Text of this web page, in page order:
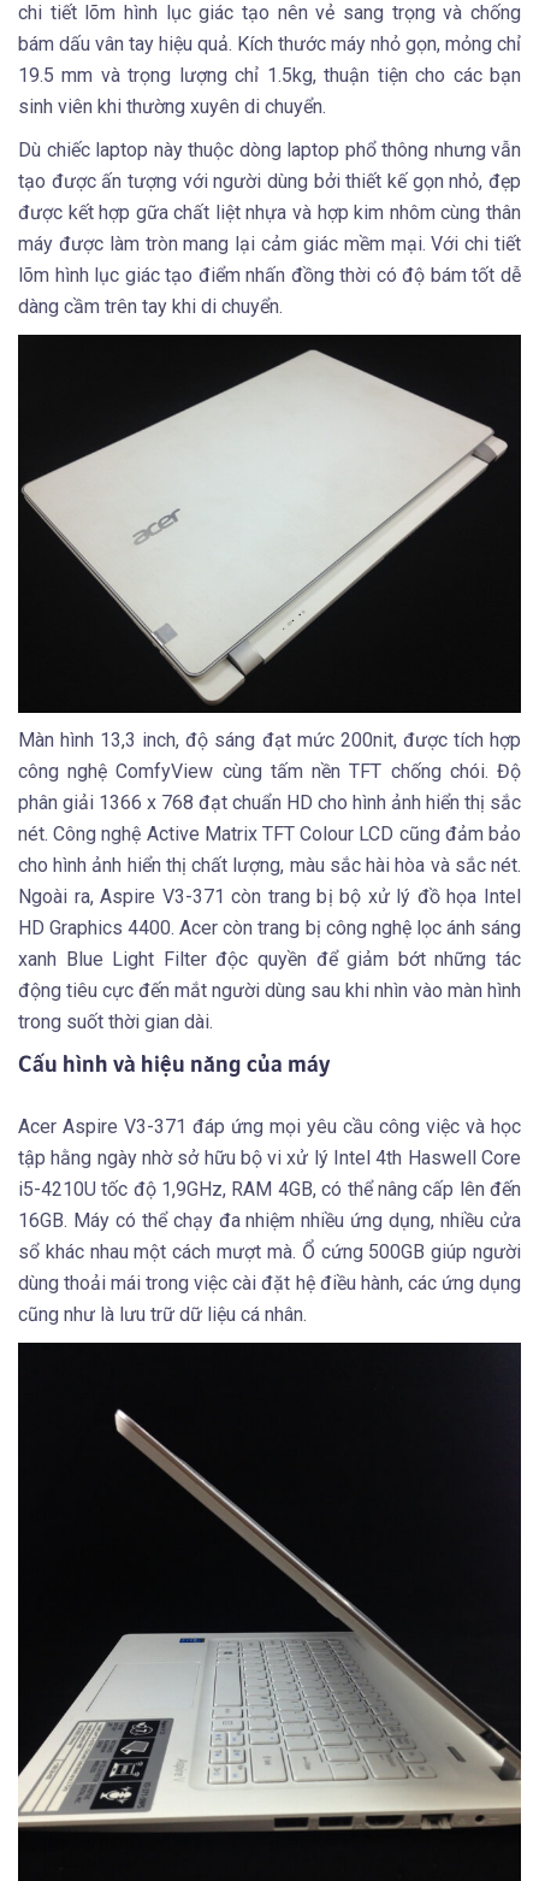
chi tiết lõm hình lục giác tạo nên vẻ sang trọng và chống
bám dấu vân tay hiệu quả. Kích thước máy nhỏ gọn, mỏng chỉ
19.5 mm và trọng lượng chỉ 1.5kg, thuận tiện cho các bạn
sinh viên khi thường xuyên di chuyển.
Dù chiếc laptop này thuộc dòng laptop phổ thông nhưng vẫn
tạo được ấn tượng với người dùng bởi thiết kế gọn nhỏ, đẹp
được kết hợp gữa chất liệt nhựa và hợp kim nhôm cùng thân
máy được làm tròn mang lại cảm giác mềm mại. Với chi tiết
lõm hình lục giác tạo điểm nhấn đồng thời có độ bám tốt dễ
dàng cầm trên tay khi di chuyển.
Màn hình 13,3 inch, độ sáng đạt mức 200nit, được tích hợp
công nghệ ComfyView cùng tấm nền TFT chống chói. Độ
phân giải 1366 x 768 đạt chuẩn HD cho hình ảnh hiển thị sắc
nét. Công nghệ Active Matrix TFT Colour LCD cũng đảm bảo
cho hình ảnh hiển thị chất lượng, màu sắc hài hòa và sắc nét.
Ngoài ra, Aspire V3-371 còn trang bị bộ xử lý đồ họa Intel
HD Graphics 4400. Acer còn trang bị công nghệ lọc ánh sáng
xanh Blue Light Filter độc quyền để giảm bớt những tác
động tiêu cực đến mắt người dùng sau khi nhìn vào màn hình
trong suốt thời gian dài.
Cấu hình và hiệu năng của máy
Acer Aspire V3-371 đáp ứng mọi yêu cầu công việc và học
tập hằng ngày nhờ sở hữu bộ vi xử lý Intel 4th Haswell Core
i5-4210U tốc độ 1,9GHz, RAM 4GB, có thể nâng cấp lên đến
16GB. Máy có thể chạy đa nhiệm nhiều ứng dụng, nhiều cửa
sổ khác nhau một cách mượt mà. Ổ cứng 500GB giúp người
dùng thoải mái trong việc cài đặt hệ điều hành, các ứng dụng
cũng như là lưu trữ dữ liệu cá nhân.